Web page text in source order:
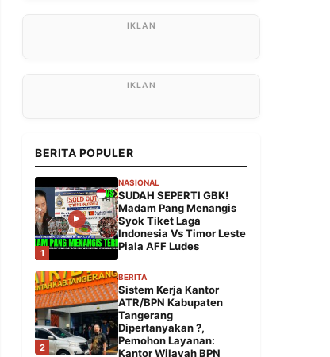
BERITA POPULER
1
NASIONAL
SUDAH SEPERTI GBK!
Madam Pang Menangis
Syok Tiket Laga
Indonesia Vs Timor Leste
Piala AFF Ludes
2
BERITA
Sistem Kerja Kantor
ATR/BPN Kabupaten
Tangerang
Dipertanyakan ?,
Pemohon Layanan:
Kantor Wilayah BPN